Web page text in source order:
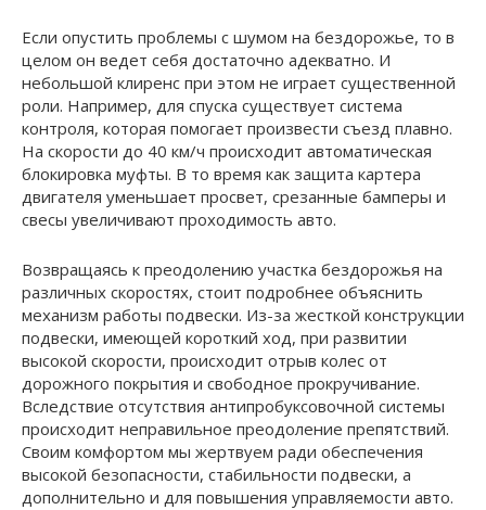
Если опустить проблемы с шумом на бездорожье, то в
целом он ведет себя достаточно адекватно. И
небольшой клиренс при этом не играет существенной
роли. Например, для спуска существует система
контроля, которая помогает произвести съезд плавно.
На скорости до 40 км/ч происходит автоматическая
блокировка муфты. В то время как защита картера
двигателя уменьшает просвет, срезанные бамперы и
свесы увеличивают проходимость авто.
Возвращаясь к преодолению участка бездорожья на
различных скоростях, стоит подробнее объяснить
механизм работы подвески. Из-за жесткой конструкции
подвески, имеющей короткий ход, при развитии
высокой скорости, происходит отрыв колес от
дорожного покрытия и свободное прокручивание.
Вследствие отсутствия антипробуксовочной системы
происходит неправильное преодоление препятствий.
Своим комфортом мы жертвуем ради обеспечения
высокой безопасности, стабильности подвески, а
дополнительно и для повышения управляемости авто.